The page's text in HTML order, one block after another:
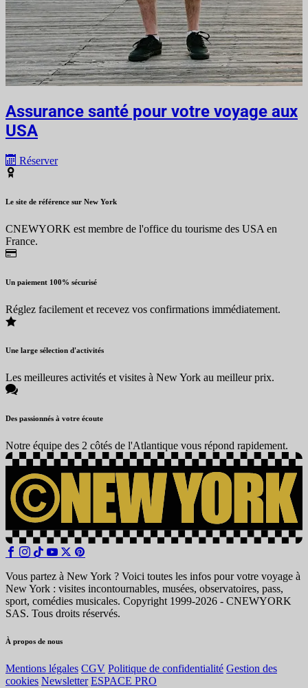
Assurance santé pour votre voyage aux
USA
Réserver
Le site de référence sur New York
CNEWYORK est membre de l'office du tourisme des USA en
France.
Un paiement 100% sécurisé
Réglez facilement et recevez vos confirmations immédiatement.
Une large sélection d'activités
Les meilleures activités et visites à New York au meilleur prix.
Des passionnés à votre écoute
Notre équipe des 2 côtés de l'Atlantique vous répond rapidement.
Vous partez à New York ? Voici toutes les infos pour votre voyage à
New York : visites incontournables, musées, observatoires, pass,
sport, comédies musicales. Copyright 1999-2026 - CNEWYORK
SAS. Tous droits réservés.
À propos de nous
Mentions légales CGV Politique de confidentialité Gestion des
cookies Newsletter ESPACE PRO